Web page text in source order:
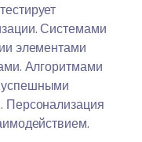
Системами
элементами
Алгоритмами
успешными
Персонализация